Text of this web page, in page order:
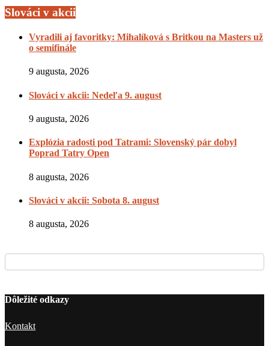
Slováci v akcii
Vyradili aj favoritky: Mihalíková s Britkou na Masters už
o semifinále
9 augusta, 2026
Slováci v akcii: Nedeľa 9. august
9 augusta, 2026
Explózia radosti pod Tatrami: Slovenský pár dobyl
Poprad Tatry Open
8 augusta, 2026
Slováci v akcii: Sobota 8. august
8 augusta, 2026
Dôležité odkazy
Kontakt